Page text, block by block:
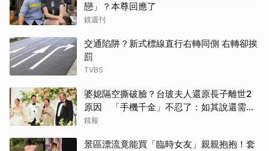
戀」？本尊回應了
鏡週刊
交通陷阱？新式標線直行右轉同側 右轉卻挨
罰
TVBS
婆媳隔空撕破臉？台玻夫人還原長子離世2
原因 「手機千金」不忍了：如其說還需要
離開嗎？
鏡報
景區漂流竟能買「臨時女友」親親抱抱！套